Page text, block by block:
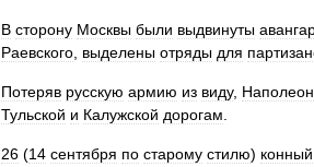
В сторону Москвы были выдвинуты
Раевского выделены отряды для
Потеряв русскую армию из виду, Наполеон
Тульской и Калужской дорогам
26 (14 сентября по старому стилю) конный